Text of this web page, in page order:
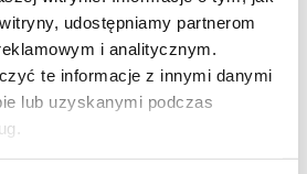
udostępniamy partnerom
i analitycznym.
te informacje z innymi danymi
lub uzyskanymi podczas
z oferty
puszki IP66 do podłóg
technicznych
metalowe do podłóg wylewanych
biurowych z pomieszczeniami
puszki umożliwiające montaż